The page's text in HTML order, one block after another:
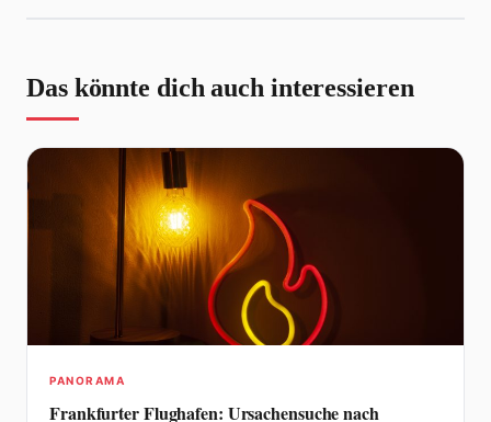
Das könnte dich auch interessieren
PANORAMA
Frankfurter Flughafen: Ursachensuche nach